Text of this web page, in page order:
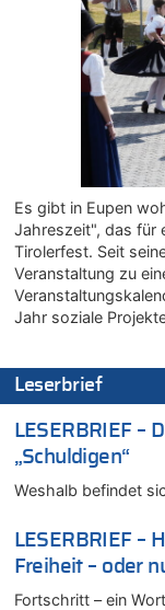
06.08.2026 -
Mehrere
06.08.2026 -
FIFA-Spitze
Vorwürfe gegen
06.08.2026 -
FIFA-Spitze
Vorwürfe gegen
06.08.2026 -
FIFA-Spitze
Vorwürfe gegen
06.08.2026 -
Mehrere
Zweite
06.08.2026 -
Zweite Hitzewelle
06.08.2026 -
Aachen ab 11.
Belgien setzt bei
Wasserstand des
06.08.2026 -
Zurück an den
Es gibt in Eupen
Jahreszeit", das für
Tirolerfest. Seit
Veranstaltung zu
Jahr soziale
Leserbrief
LESERBRIEF –
„Schuldigen“
Weshalb befindet
LESERBRIEF –
Freiheit – oder
Fortschritt – ein